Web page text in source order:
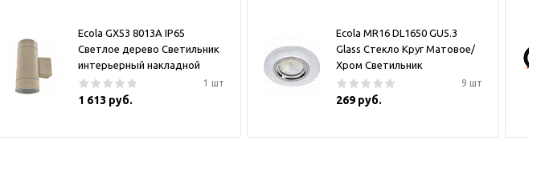
Ecola GX53 8013A IP65
Светлое дерево Светильник
интерьерный накладной
1 шт
1 613 руб.
Ecola MR16 DL1650 GU5.3
Glass Стекло Круг Матовое/
Хром Светильник
9 шт
269 руб.